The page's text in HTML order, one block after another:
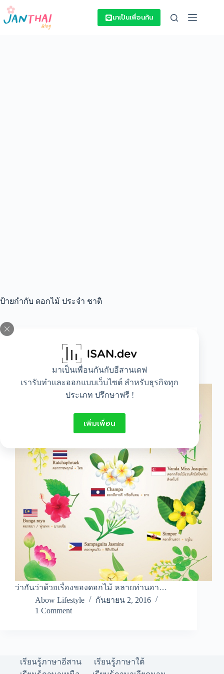
Skip
content
มาเป็นเพื่อนกันกับอีสานเดฟ
เรารับทำและออกแบบเว็บไซต์ สำหรับธุรกิจทุก
ประเภท ปรึกษาฟรี !
เพิ่มเพื่อน
มาเป็นเพื่อนกัน
ป้ายกำกับ ดอกไม้ ประจำ ชาติ
Idea,Lifestyle
ดอกไม้ประจําชาติอาเซียน
ว่ากันว่าด้วยเรื่องของดอกไม้ หลายท่านอา…
Abow Lifestyle
กันยายน 2, 2016
1 Comment
เรียนรู้ภาษาอีสาน
เรียนรู้ภาษาใต้